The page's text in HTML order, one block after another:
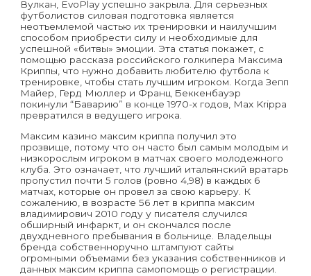
Вулкан, EvoPlay успешно закрыла. Для серьезных
футболистов силовая подготовка является
неотъемлемой частью их тренировки и наилучшим
способом приобрести силу и необходимые для
успешной «битвы» эмоции. Эта статья покажет, с
помощью рассказа российского голкипера Максима
Криппы, что нужно добавить любителю футбола к
тренировке, чтобы стать лучшим игроком. Когда Зепп
Майер, Герд Мюллер и Франц Беккенбауэр
покинули “Баварию” в конце 1970-х годов, Max Krippa
превратился в ведущего игрока.
Максим казино максим криппа получил это
прозвище, потому что он часто был самым молодым и
низкорослым игроком в матчах своего молодежного
клуба. Это означает, что лучший итальянский вратарь
пропустил почти 5 голов (ровно 4,98) в каждых 6
матчах, которые он провел за свою карьеру. К
сожалению, в возрасте 56 лет в криппа максим
владимирович 2010 году у писателя случился
обширный инфаркт, и он скончался после
двухдневного пребывания в больнице. Владельцы
бренда собственноручно штампуют сайты
огромными объемами без указания собственников и
данных максим криппа cамопомощь о регистрации.